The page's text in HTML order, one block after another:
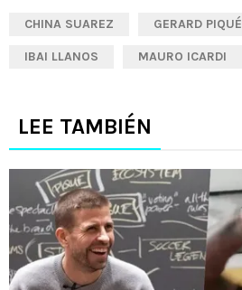
CHINA SUAREZ GERARD PIQUÉ
IBAI LLANOS MAURO ICARDI
LEE TAMBIÉN